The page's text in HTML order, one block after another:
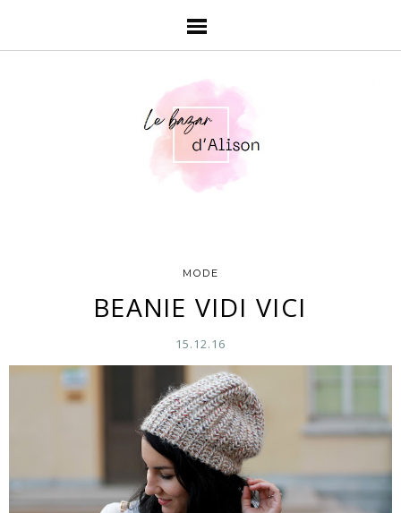
MODE
BEANIE VIDI VICI
15.12.16